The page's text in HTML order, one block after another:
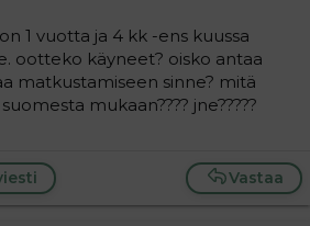
1 vuotta ja 4 kk -ens kuussa
ootteko käyneet? oisko antaa
matkustamiseen sinne? mitä
mukaan???? jne?????
Vastaa